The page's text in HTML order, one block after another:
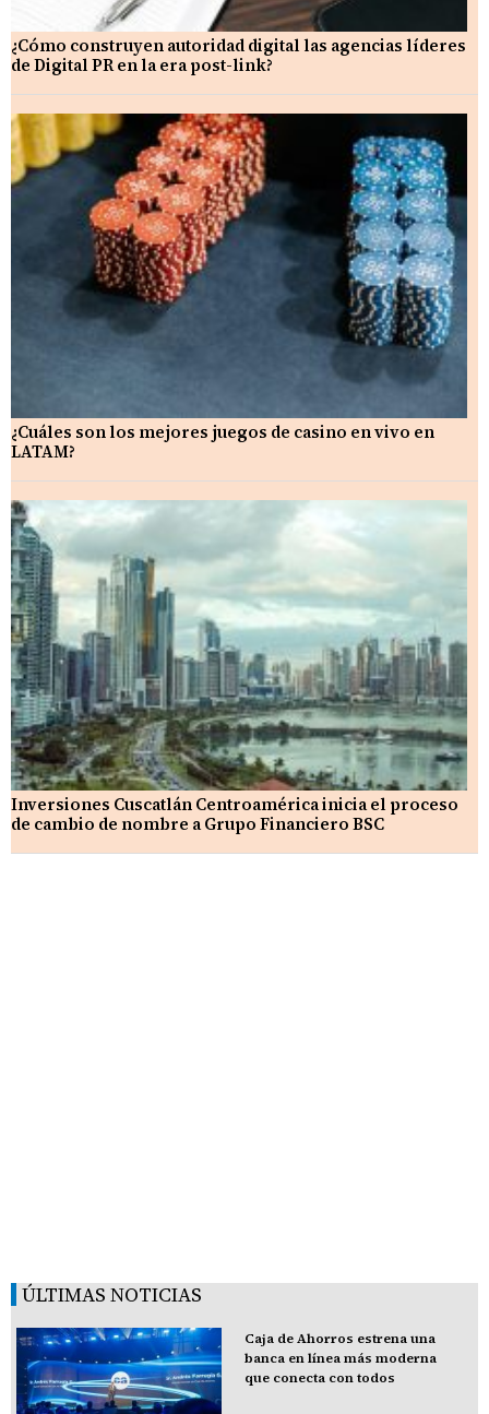
¿Cómo construyen autoridad digital las agencias líderes
de Digital PR en la era post-link?
¿Cuáles son los mejores juegos de casino en vivo en
LATAM?
Inversiones Cuscatlán Centroamérica inicia el proceso
de cambio de nombre a Grupo Financiero BSC
ÚLTIMAS NOTICIAS
Caja de Ahorros estrena una
banca en línea más moderna
que conecta con todos